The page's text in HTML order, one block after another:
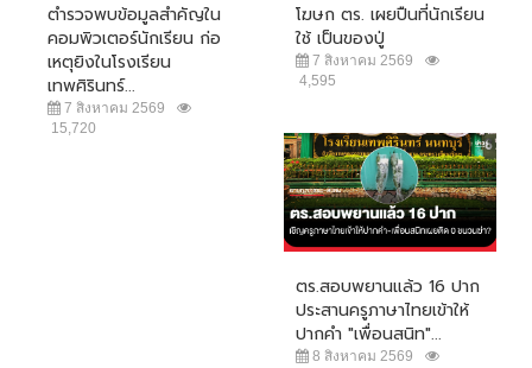
ตำรวจพบข้อมูลสำคัญใน
คอมพิวเตอร์นักเรียน ก่อ
เหตุยิงในโรงเรียน
เทพศิรินทร์...
7 สิงหาคม 2569
15,720
โฆษก ตร. เผยปืนที่นักเรียน
ใช้ เป็นของปู่
7 สิงหาคม 2569
4,595
ตร.สอบพยานแล้ว 16 ปาก
ประสานครูภาษาไทยเข้าให้
ปากคำ "เพื่อนสนิท"...
8 สิงหาคม 2569